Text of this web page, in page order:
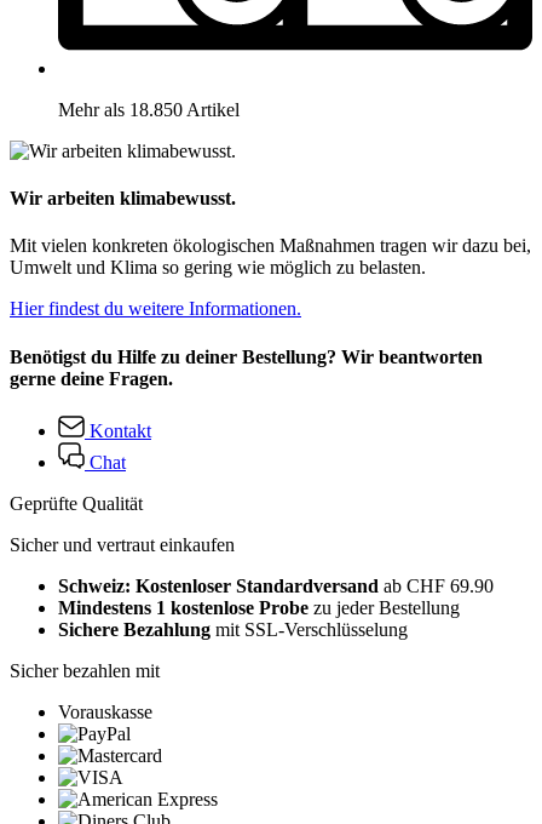
Mehr als 18.850 Artikel
Wir arbeiten klimabewusst.
Mit vielen konkreten ökologischen Maßnahmen tragen wir dazu bei,
Umwelt und Klima so gering wie möglich zu belasten.
Hier findest du weitere Informationen.
Benötigst du Hilfe zu deiner Bestellung? Wir beantworten
gerne deine Fragen.
Kontakt
Chat
Geprüfte Qualität
Sicher und vertraut einkaufen
Schweiz: Kostenloser Standardversand ab CHF 69.90
Mindestens 1 kostenlose Probe zu jeder Bestellung
Sichere Bezahlung mit SSL-Verschlüsselung
Sicher bezahlen mit
Vorauskasse